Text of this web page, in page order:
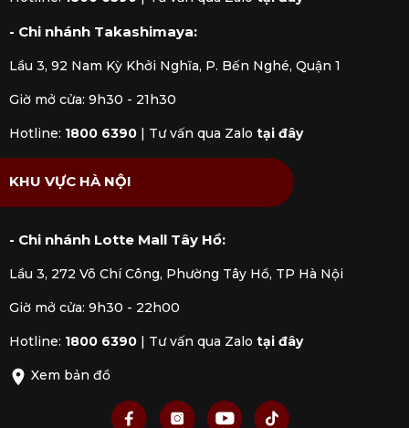
- Chi nhánh Takashimaya:
Lầu 3, 92 Nam Kỳ Khởi Nghĩa, P. Bến Nghé, Quận 1
Giờ mở cửa: 9h30 - 21h30
Hotline: 1800 6390 Tư vấn qua Zalo tại đây
KHU VỰC HÀ NỘI
- Chi nhánh Lotte Mall Tây Hồ:
Lầu 3, 272 Võ Chí Công, Phường Tây Hồ, TP Hà Nội
Giờ mở cửa: 9h30 - 22h00
Hotline: 1800 6390 Tư vấn qua Zalo tại đây
Xem bản đồ